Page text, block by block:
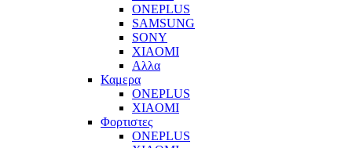
ONEPLUS
SAMSUNG
SONY
XIAOMI
Αλλα
Καμερα
ONEPLUS
XIAOMI
Φορτιστες
ONEPLUS